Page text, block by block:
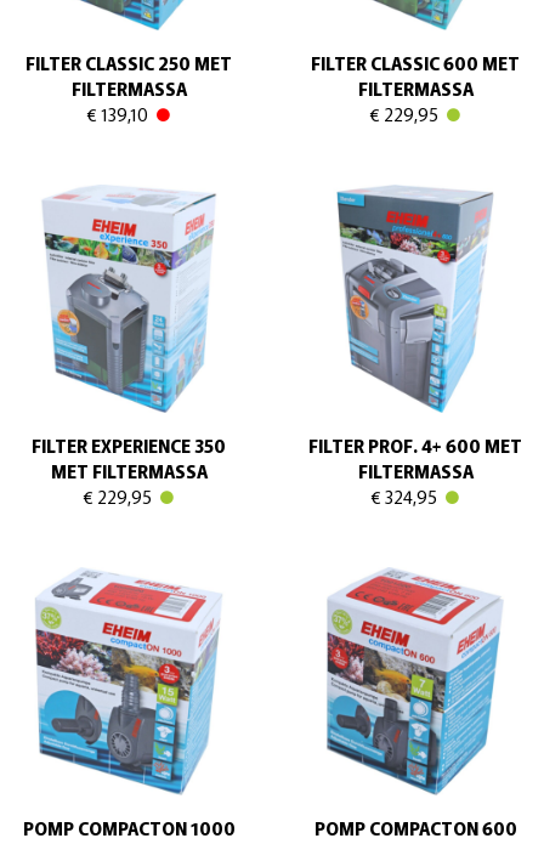
FILTER CLASSIC 250 MET
FILTERMASSA
€ 139,10
FILTER CLASSIC 600 MET
FILTERMASSA
€ 229,95
FILTER EXPERIENCE 350
MET FILTERMASSA
€ 229,95
FILTER PROF. 4+ 600 MET
FILTERMASSA
€ 324,95
POMP COMPACTON 1000
POMP COMPACTON 600